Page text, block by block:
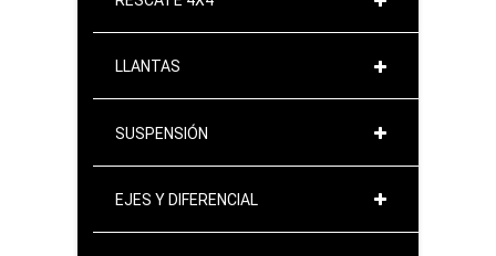
LLANTAS
SUSPENSIÓN
EJES Y DIFERENCIAL